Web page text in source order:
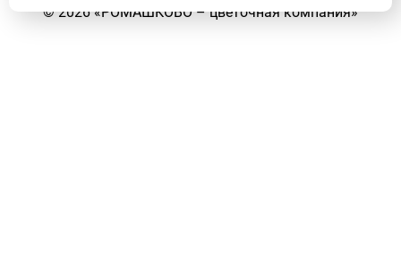
©2026«РОМАШКОВО – цветочная компания»